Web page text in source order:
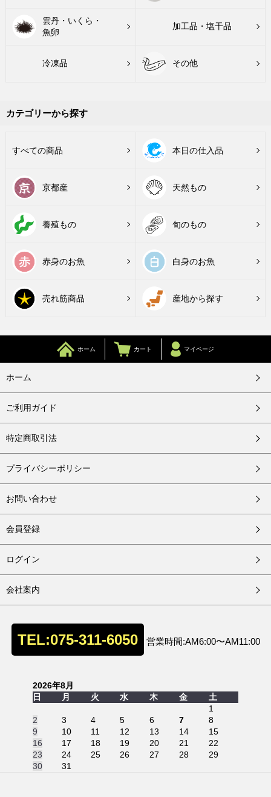
雲丹・いくら・
魚卵
加工品・塩干品
冷凍品 その他
カテゴリーから探す
すべての商品 本日の仕入品
京都産 天然もの
養殖もの 旬のもの
赤身のお魚 白身のお魚
売れ筋商品 産地から探す
ホーム カート マイページ
ホーム
ご利用ガイド
特定商取引法
プライバシーポリシー
お問い合わせ
会員登録
ログイン
会社案内
TEL:075-311-6050 営業時間:AM6:00〜AM11:00
2026年8月
日
月 火 水 木 金
土
1
2
3 4 5 6 7
8
9
10 11 12 13 14
15
16
17 18 19 20 21
22
23
24 25 26 27 28
29
30
31